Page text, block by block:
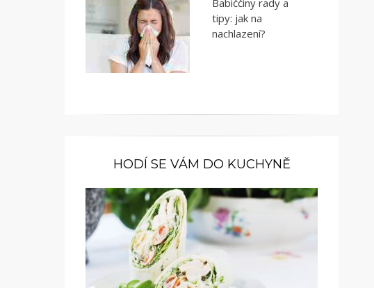
tipy: jak na
nachlazení?
HODÍ SE VÁM DO KUCHYNĚ